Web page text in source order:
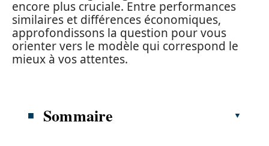
encore plus cruciale. Entre performances
similaires et différences économiques,
approfondissons la question pour vous
orienter vers le modèle qui correspond le
mieux à vos attentes.
Sommaire